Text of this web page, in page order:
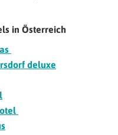
in Österreich
deluxe